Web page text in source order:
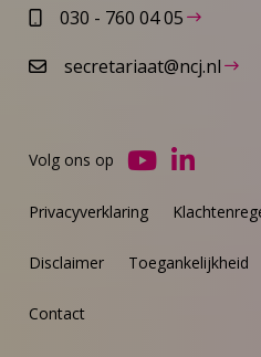
030 - 760 04 05
secretariaat@ncj.nl
Privacyverklaring
Disclaimer Toegankelijkheid
Contact
Volg ons op
Ga
YouTube
Ga
LinkedIn